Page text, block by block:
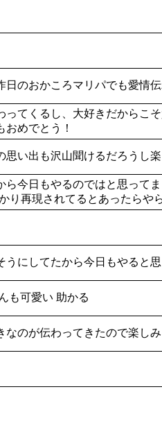
日のおかころマリパでも愛情
ってくるし、大好きだからこ
おめでとう！
い出も沢山聞けるだろうし楽
ら今日もやるのではと思って
り再現されてるとあったらや
うにしてたから今日もやると
も可愛い 助かる
なのが伝わってきたので楽し